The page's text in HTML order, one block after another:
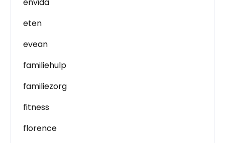
eten
evean
familiehulp
familiezorg
fitness
florence